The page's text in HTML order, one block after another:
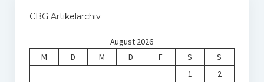
CBG Artikelarchiv
August 2026
M
D M D F S
S
1
2